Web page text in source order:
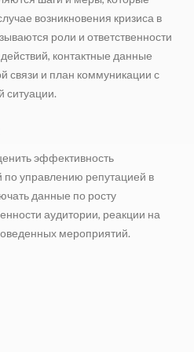
возникновения кризиса в
роли и ответственности
контактные данные
связи и план коммуникации с
ситуации.
эффективность
по управлению репутацией в
данные по росту
аудитории, реакции на
мероприятий.